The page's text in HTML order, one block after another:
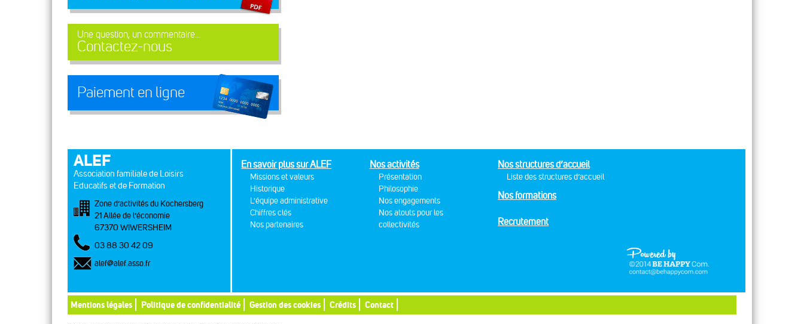
Une question, un commentaire...
Contactez-nous
Paiement en ligne
ALEF
Association familiale de Loisirs
Educatifs et de Formation
Zone d’activités du Kochersberg
21 Allée de l’économie
67370 WIWERSHEIM
03 88 30 42 09
alef@alef.asso.fr
En savoir plus sur ALEF
Missions et valeurs
Historique
L'équipe administrative
Chiffres clés
Nos partenaires
Nos activités
Présentation
Philosophie
Nos engagements
Nos atouts pour les
collectivités
Nos structures d’accueil
Liste des structures d’accueil
Nos formations
Recrutement
Mentions légales Politique de confidentialité Gestion des cookies Crédits Contact